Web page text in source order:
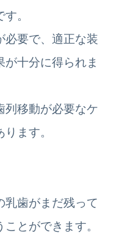
。
必要で、適正な装
十分に得られま
列移動が必要なケ
ます。
乳歯がまだ残って
とができます。